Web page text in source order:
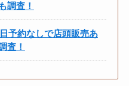
調査！
予約なしで店頭販売あ
査！